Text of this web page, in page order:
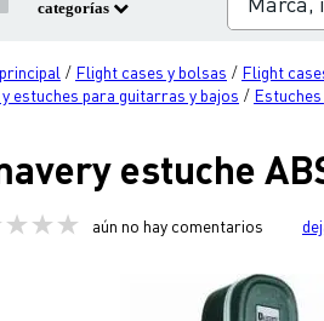
categorías
/ Flight cases y bolsas / Flight
estuches para guitarras y bajos /
estuche
aún no hay comentarios